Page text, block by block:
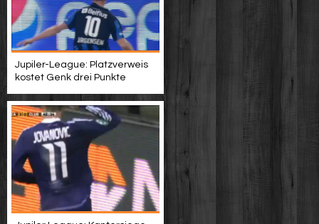
Jupiler-League: Platzverweis
kostet Genk drei Punkte